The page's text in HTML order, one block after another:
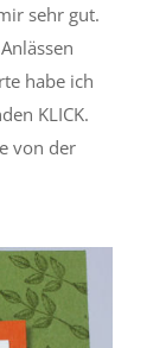
sehr gut.
habe ich
KLICK.
von der